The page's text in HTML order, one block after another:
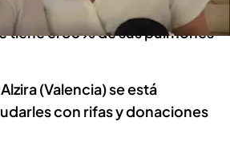
porque no pueden
tiene el 80% de sus pulmones
(Valencia) se está
con rifas y donaciones